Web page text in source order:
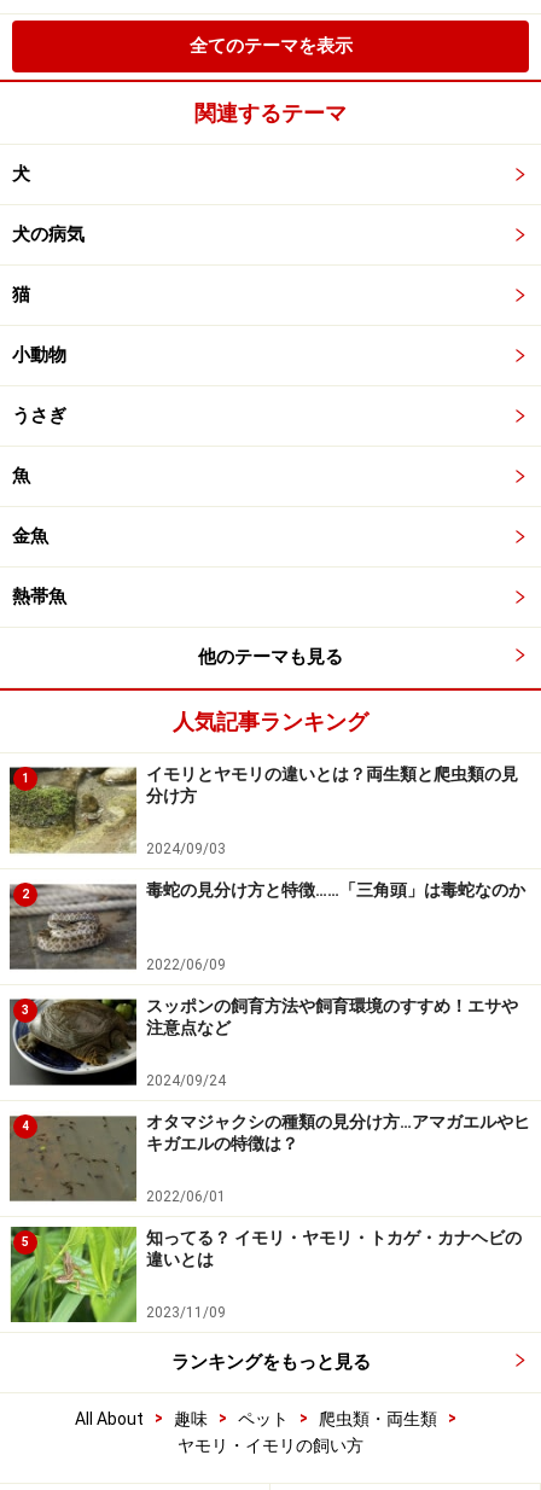
全てのテーマを表示
関連するテーマ
犬
犬の病気
猫
小動物
うさぎ
魚
金魚
熱帯魚
他のテーマも見る
人気記事ランキング
1
イモリとヤモリの違いとは？両生類と爬虫類の見
分け方
2024/09/03
2 毒蛇の見分け方と特徴……「三角頭」は毒蛇なのか
2022/06/09
3
スッポンの飼育方法や飼育環境のすすめ！エサや
注意点など
2024/09/24
4
オタマジャクシの種類の見分け方…アマガエルやヒ
キガエルの特徴は？
2022/06/01
5
知ってる？ イモリ・ヤモリ・トカゲ・カナヘビの
違いとは
2023/11/09
ランキングをもっと見る
All About > 趣味 > ペット > 爬虫類・両生類
>
ヤモリ・イモリの飼い方